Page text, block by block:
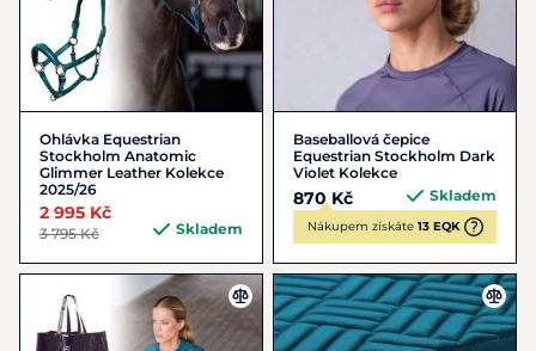
Ohlávka Equestrian
Stockholm Anatomic
Glimmer Leather Kolekce
2025/26
2 995 Kč
3 795 Kč Skladem
Baseballová čepice
Equestrian Stockholm Dark
Violet Kolekce
870 Kč Skladem
Nákupem získáte 13 EQK